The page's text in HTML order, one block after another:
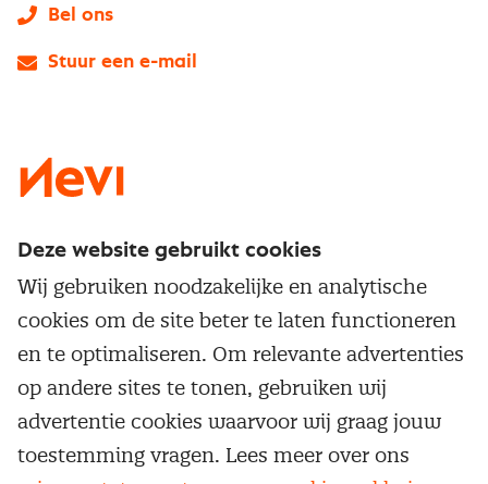
Service & contact
Over inkoop
Netwerk en communities
Aanmelden nieuwsbrief
Word lid van Nevi
Populaire thema's
Aanbesteden
Contractmanagement
Kostenmanagement
Opleidingen en trainingen
Trainingen
Opleidingen
Bel ons
Stuur een e-mail
Deze website gebruikt cookies
Wij gebruiken noodzakelijke en analytische
cookies om de site beter te laten functioneren
en te optimaliseren. Om relevante advertenties
op andere sites te tonen, gebruiken wij
advertentie cookies waarvoor wij graag jouw
toestemming vragen. Lees meer over ons